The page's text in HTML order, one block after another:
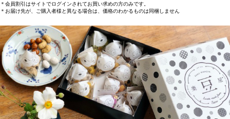
＊会員割引はサイトでログインされてお買い求めの方のみです。
＊お届け先が、ご購入者様と異なる場合は、価格のわかるものは同梱しません